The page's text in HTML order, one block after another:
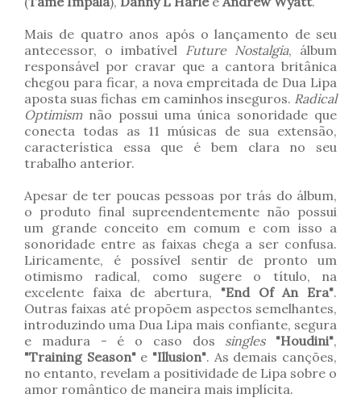
Mais de quatro anos após o lançamento de seu
antecessor, o imbatível Future Nostalgia, álbum
responsável por cravar que a cantora britânica
chegou para ficar, a nova empreitada de Dua Lipa
aposta suas fichas em caminhos inseguros. Radical
Optimismnão possui uma única sonoridade que
conecta todas as 11 músicas de sua extensão,
característica essa que é bem clara no seu
trabalho anterior.
Apesar de ter poucas pessoas por trás do álbum,
o produto final supreendentemente não possui
um grande conceito em comum e com isso a
sonoridade entre as faixas chega a ser confusa.
Liricamente, é possível sentir de pronto um
otimismo radical, como sugere o título, na
excelente faixa de abertura, "End Of An Era".
Outras faixas até propõem aspectos semelhantes,
introduzindo uma Dua Lipa mais confiante, segura
e madura - é o caso dos singles "Houdini",
"Training Season" e "Illusion". As demais canções,
no entanto, revelam a positividade de Lipa sobre o
amor romântico de maneira mais implícita.